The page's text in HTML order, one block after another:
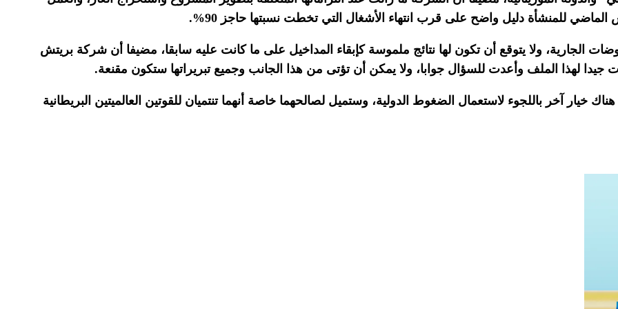
للمنشأة دليل واضح على قرب انتهاء الأشغال التي تخطت نسبتها حاجز 90%.
الجارية، ولا يتوقع أن تكون لها نتائج ملموسة كإبقاء المداخيل على ما كانت عليه سابقا، مضيفا أن شركة بريتش
جيدا لهذا الملف وأعدت للسؤال جوابا، ولا يمكن أن تؤتى من هذا الجانب وجميع تبريراتها ستكون مقنعة.
خيار آخر باللجوء لاستعمال الضغوط الدولية، وستميل لصالحهما خاصة أنهما تنتميان للقوتين العالميتين البريطانية